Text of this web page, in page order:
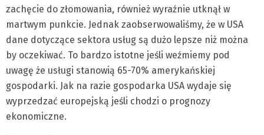
zachęcie do złomowania, również wyraźnie utknął w
martwym punkcie. Jednak zaobserwowaliśmy, że w USA
dane dotyczące sektora usług są dużo lepsze niż można
by oczekiwać. To bardzo istotne jeśli weźmiemy pod
uwagę że usługi stanowią 65-70% amerykańskiej
gospodarki. Jak na razie gospodarka USA wydaje się
wyprzedzać europejską jeśli chodzi o prognozy
ekonomiczne.